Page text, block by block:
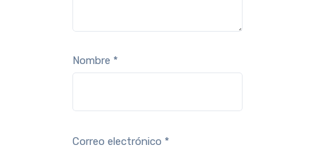
Nombre *
Correo electrónico *